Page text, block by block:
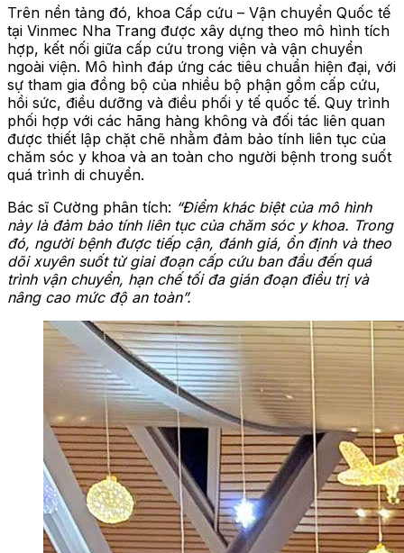
Trên nền tảng đó, khoa Cấp cứu – Vận chuyển Quốc tế
tại Vinmec Nha Trang được xây dựng theo mô hình tích
hợp, kết nối giữa cấp cứu trong viện và vận chuyển
ngoài viện. Mô hình đáp ứng các tiêu chuẩn hiện đại, với
sự tham gia đồng bộ của nhiều bộ phận gồm cấp cứu,
hồi sức, điều dưỡng và điều phối y tế quốc tế. Quy trình
phối hợp với các hãng hàng không và đối tác liên quan
được thiết lập chặt chẽ nhằm đảm bảo tính liên tục của
chăm sóc y khoa và an toàn cho người bệnh trong suốt
quá trình di chuyển.
Bác sĩ Cường phân tích: “Điểm khác biệt của mô hình
này là đảm bảo tính liên tục của chăm sóc y khoa. Trong
đó, người bệnh được tiếp cận, đánh giá, ổn định và theo
dõi xuyên suốt từ giai đoạn cấp cứu ban đầu đến quá
trình vận chuyển, hạn chế tối đa gián đoạn điều trị và
nâng cao mức độ an toàn”.